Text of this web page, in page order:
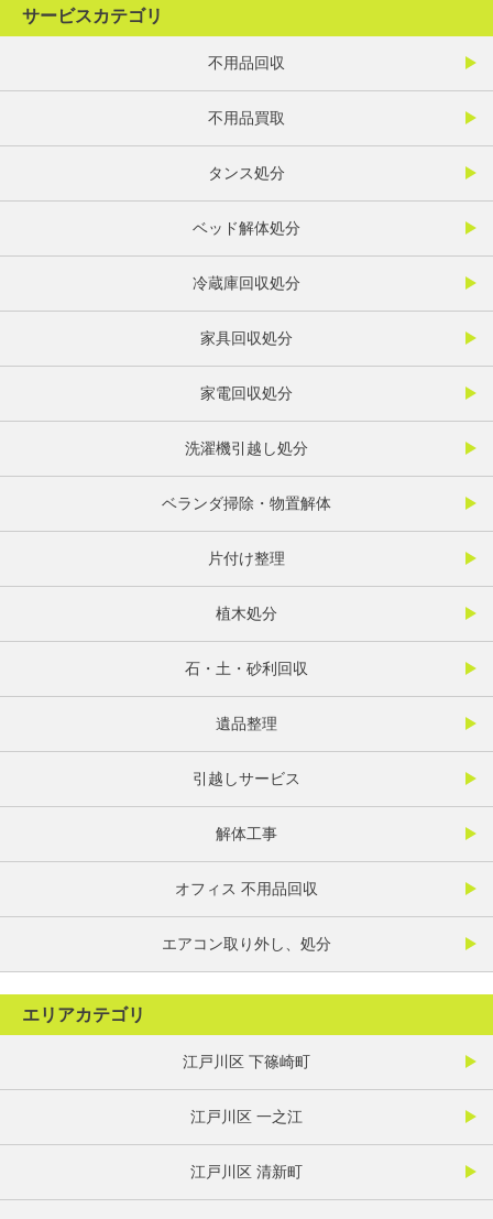
サービスカテゴリ
不用品回収
不用品買取
タンス処分
ベッド解体処分
冷蔵庫回収処分
家具回収処分
家電回収処分
洗濯機引越し処分
ベランダ掃除・物置解体
片付け整理
植木処分
石・土・砂利回収
遺品整理
引越しサービス
解体工事
オフィス 不用品回収
エアコン取り外し、処分
エリアカテゴリ
江戸川区 下篠崎町
江戸川区 一之江
江戸川区 清新町